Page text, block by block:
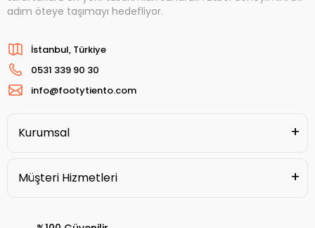
adım öteye taşımayı hedefliyor.
İstanbul, Türkiye
0531 339 90 30
info@footytiento.com
Kurumsal
Müşteri Hizmetleri